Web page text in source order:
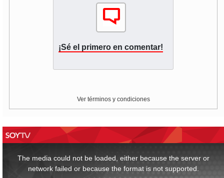
¡Sé el primero en comentar!
Ver términos y condiciones
The media could not be loaded, either because the server or
network failed or because the format is not supported.